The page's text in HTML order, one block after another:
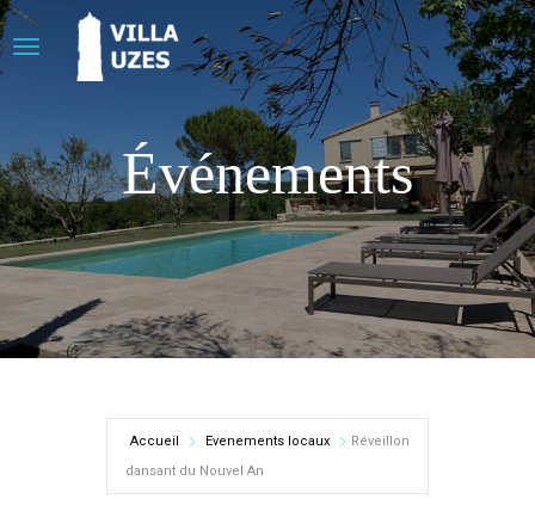
Événements
Accueil Evenements locaux
Réveillon
dansant du Nouvel An